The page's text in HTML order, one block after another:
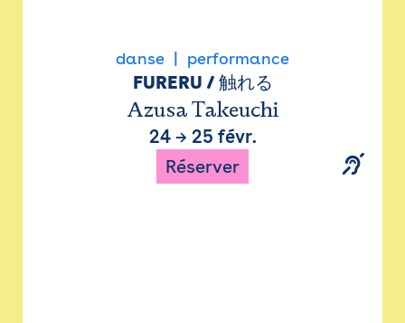
danse performance
FURERU / 触れる
Azusa Takeuchi
24→ 25 févr.
Réserver